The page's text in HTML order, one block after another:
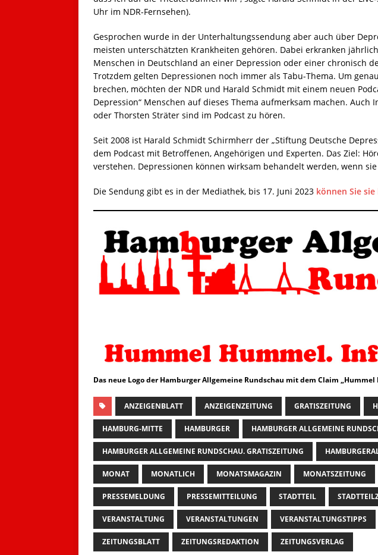
Uhr im NDR-Fernsehen).
Gesprochen wurde in der Unterhaltungssendung aber auch über
meisten unterschätzten Krankheiten gehören. Dabei erkranken
Menschen in Deutschland an einer Depression oder einer chronisch
Trotzdem gelten Depressionen noch immer als Tabu-Thema. Um
brechen, möchten der NDR und Harald Schmidt mit einem neuen
Depression“ Menschen auf dieses Thema aufmerksam machen. Auch
oder Thorsten Sträter sind im Podcast zu hören.
Seit 2008 ist Harald Schmidt Schirmherr der „Stiftung Deutsche
dem Podcast mit Betroffenen, Angehörigen und Experten. Das Ziel:
verstehen. Depressionen können wirksam behandelt werden, wenn
Die Sendung gibt es in der Mediathek, bis 17. Juni 2023 können Sie
Das neue Logo der Hamburger Allgemeine Rundschau mit dem Claim „Hummel
ANZEIGENBLATT ANZEIGENZEITUNG GRATISZEITUNG
HAMBURG-MITTE HAMBURGER HAMBURGER ALLGEMEINE
HAMBURGER ALLGEMEINE RUNDSCHAU. GRATISZEITUNG
MONAT MONATLICH MONATSMAGAZIN MONATSZEITUNG
PRESSEMELDUNG PRESSEMITTEILUNG STADTTEIL
VERANSTALTUNG VERANSTALTUNGEN VERANSTALTUNGSTIPPS
ZEITUNGSBLATT ZEITUNGSREDAKTION ZEITUNGSVERLAG